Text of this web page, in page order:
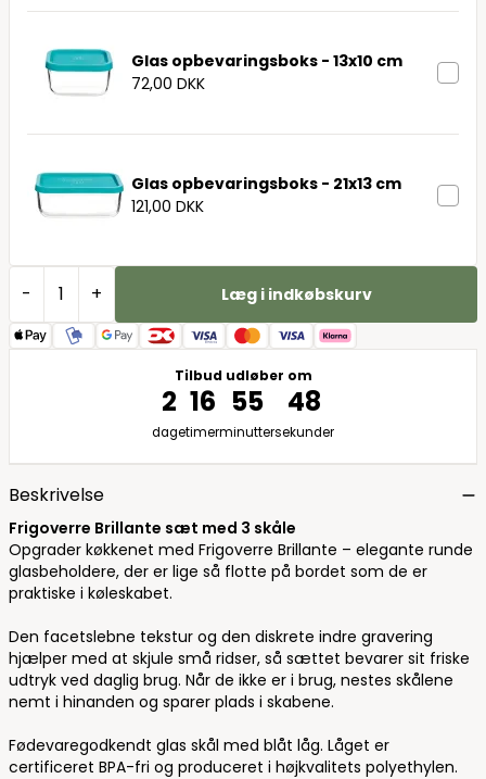
Glas opbevaringsboks - 13x10 cm
72,00 DKK
Glas opbevaringsboks - 21x13 cm
121,00 DKK
- + Læg i indkøbskurv
Tilbud udløber om
2
dage
16
timer
55
minutter
47
sekunder
Beskrivelse
Frigoverre Brillante sæt med 3 skåle
Opgrader køkkenet med Frigoverre Brillante – elegante runde
glasbeholdere, der er lige så flotte på bordet som de er
praktiske i køleskabet.
Den facetslebne tekstur og den diskrete indre gravering
hjælper med at skjule små ridser, så sættet bevarer sit friske
udtryk ved daglig brug. Når de ikke er i brug, nestes skålene
nemt i hinanden og sparer plads i skabene.
Fødevaregodkendt glas skål med blåt låg. Låget er
certificeret BPA-fri og produceret i højkvalitets polyethylen.